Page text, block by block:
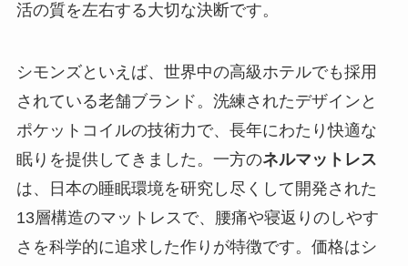
活の質を左右する大切な決断です。
シモンズといえば、世界中の高級ホテルでも採用
されている老舗ブランド。洗練されたデザインと
ポケットコイルの技術力で、長年にわたり快適な
眠りを提供してきました。一方のネルマットレス
は、日本の睡眠環境を研究し尽くして開発された
13層構造のマットレスで、腰痛や寝返りのしやす
さを科学的に追求した作りが特徴です。価格はシ